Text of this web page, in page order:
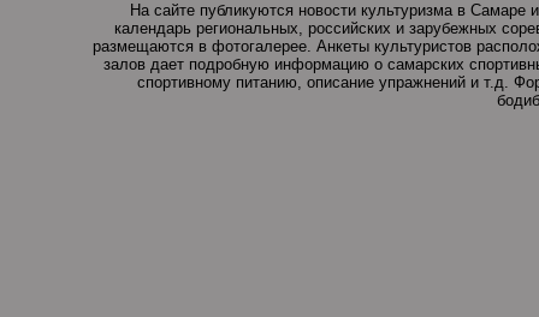
На сайте публикуются новости культуризма в
календарь региональных, российских и зарубежных
размещаются в фотогалерее. Анкеты культуристов
залов дает подробную информацию о самарских
спортивному питанию, описание упражнений и т.д.